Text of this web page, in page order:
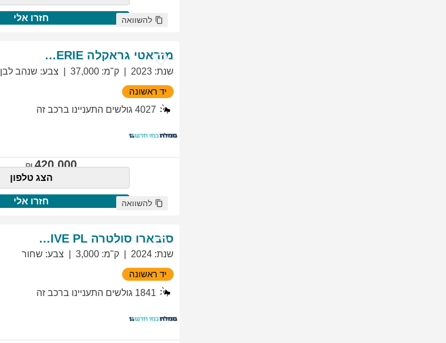
חזרו אלי להשוואה
מזראטי גראקלה PRIMASERIE
שנת:
2023 ק"מ:
37,000 צבע: שנהב לבן
יד ראשונה
4027 גולשים התעניינו ברכב זה
420,000
הצג טלפון
חזרו אלי להשוואה
סובארו סולטרה EXCLUSIVE PL
שנת:
2024 ק"מ:
3,000 צבע: שחור
יד ראשונה
1841 גולשים התעניינו ברכב זה